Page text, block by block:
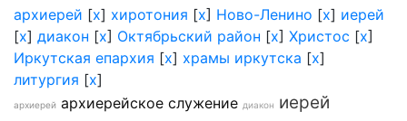
архиерей [x] хиротония [x] Ново-Ленино [x] иерей
[x] диакон [x] Октябрьский район [x] Христос [x]
Иркутская епархия [x] храмы иркутска [x]
литургия [x]
архиерей архиерейское служение диакон иерей